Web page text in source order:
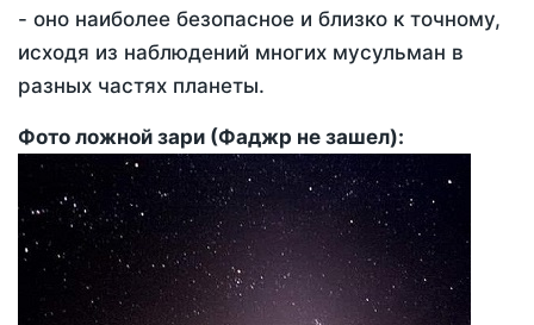
- оно наиболее безопасное и близко к точному,
исходя из наблюдений многих мусульман в
разных частях планеты.
Фото ложной зари (Фаджр не зашел):